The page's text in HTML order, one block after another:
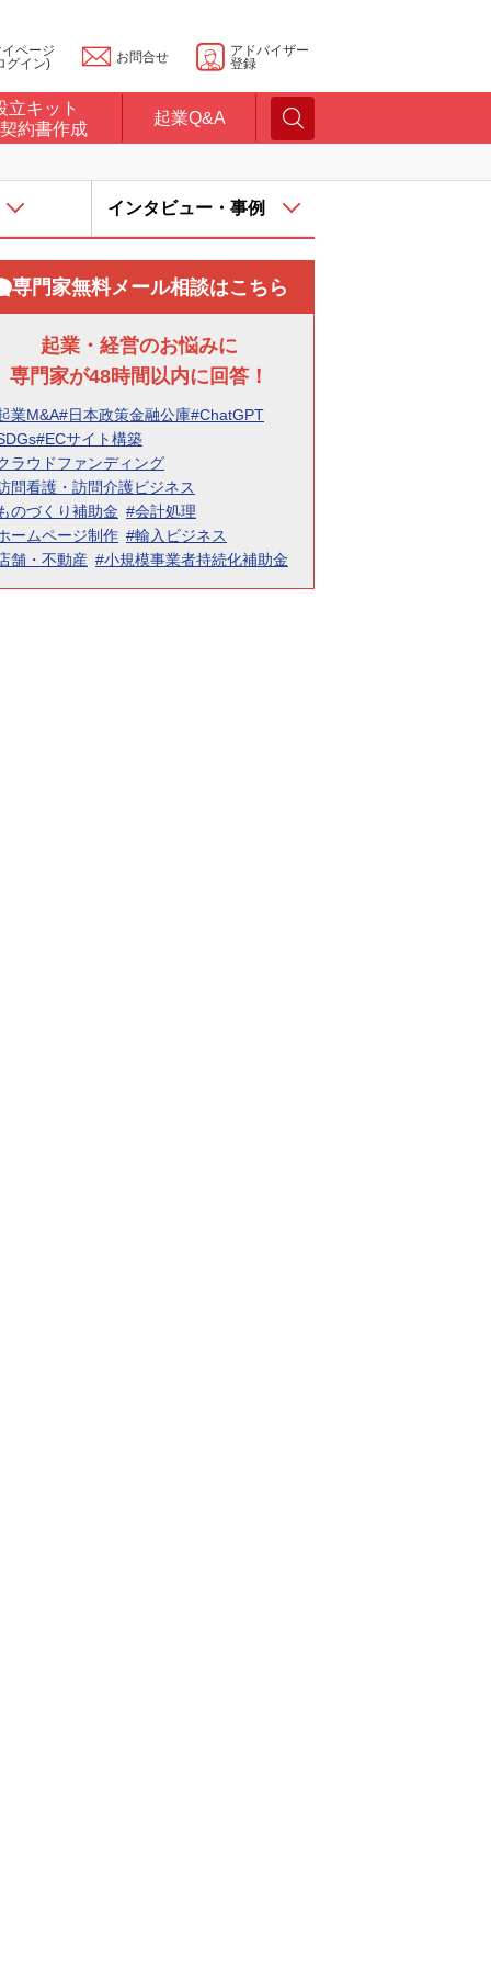
ページ
グイン)
お問合せ
アドバイザー
登録
立キット
約書作成
起業Q&A
インタビュー・事例
専門家無料メール相談はこちら
起業・経営のお悩みに
専門家が48時間以内に回答！
業M&A#日本政策金融公庫#ChatGPT
#ECサイト構築
ラウドファンディング
問看護・訪問介護ビジネス
のづくり補助金 #会計処理
ームページ制作 #輸入ビジネス
舗・不動産 #小規模事業者持続化補助金